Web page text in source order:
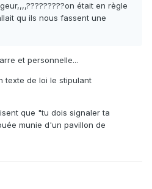
était en règle
qu ils nous fassent une
et personnelle...
texte de loi le stipulant
que "tu dois signaler ta
munie d'un pavillon de